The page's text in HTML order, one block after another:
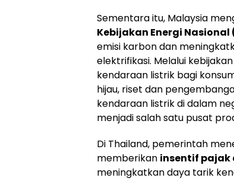
Sementara itu, Malaysia
Kebijakan Energi Nasional
emisi karbon dan
elektrifikasi. Melalui
kendaraan listrik bagi
hijau, riset dan
kendaraan listrik di dalam
menjadi salah satu pusat
Di Thailand, pemerintah
memberikan insentif pajak
meningkatkan daya tarik